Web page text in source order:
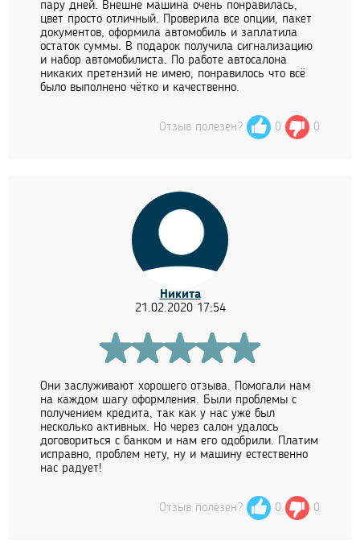
пару дней. Внешне машина очень понравилась,
цвет просто отличный. Проверила все опции, пакет
документов, оформила автомобиль и заплатила
остаток суммы. В подарок получила сигнализацию
и набор автомобилиста. По работе автосалона
никаких претензий не имею, понравилось что всё
было выполнено чётко и качественно.
Отзыв полезен? 0 0
Никита
21.02.2020 17:54
Они заслуживают хорошего отзыва. Помогали нам
на каждом шагу оформления. Были проблемы с
получением кредита, так как у нас уже был
несколько активных. Но через салон удалось
договориться с банком и нам его одобрили. Платим
исправно, проблем нету, ну и машину естественно
нас радует!
Отзыв полезен? 0 0